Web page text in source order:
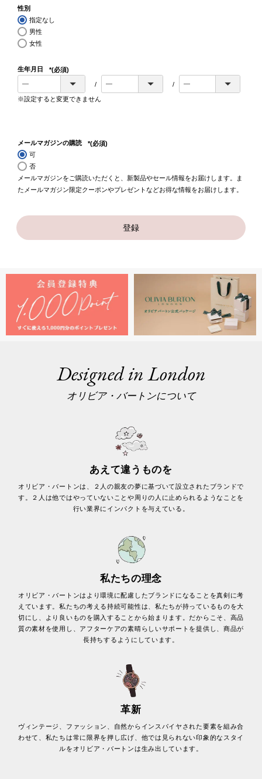
性別
指定なし
男性
女性
生年月日 (必須)
※設定すると変更できません
メールマガジンの購読
(必須)
可
否
メールマガジンをご購読いただくと、新製品やセール情報をお届けします。ま
たメールマガジン限定クーポンやプレゼントなどお得な情報をお届けします。
登録
Designed in London
オリビア・バートンについて
あえて違うものを
オリビア・バートンは、２人の親友の夢に基づいて設立されたブランドで
す。２人は他ではやっていないことや周りの人に止められるようなことを
行い業界にインパクトを与えている。
私たちの理念
オリビア・バートンはより環境に配慮したブランドになることを真剣に考
えています。私たちの考える持続可能性は、私たちが持っているものを大
切にし、より良いものを購入することから始まります。だからこそ、高品
質の素材を使用し、アフターケアの素晴らしいサポートを提供し、商品が
長持ちするようにしています。
革新
ヴィンテージ、ファッション、自然からインスパイヤされた要素を組み合
わせて、私たちは常に限界を押し広げ、他では見られない印象的なスタイ
ルをオリビア・バートンは生み出しています。